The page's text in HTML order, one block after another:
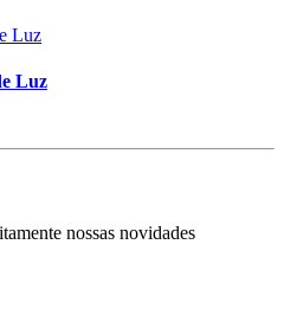
Luz
nossas novidades